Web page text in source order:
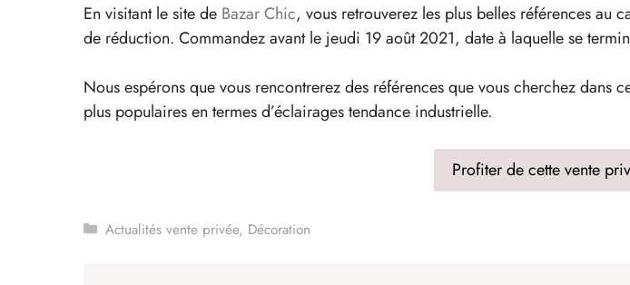
En visitant le site de Bazar Chic, vous retrouverez les plus belles références au
de réduction. Commandez avant le jeudi 19 août 2021, date à laquelle se
Nous espérons que vous rencontrerez des références que vous cherchez dans
plus populaires en termes d’éclairages tendance industrielle.
Profiter de cette vente
Catégories
Actualités vente privée, Décoration